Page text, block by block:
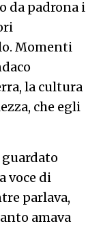
da padrona i
Momenti
la cultura
che egli
voce di
parlava,
amava